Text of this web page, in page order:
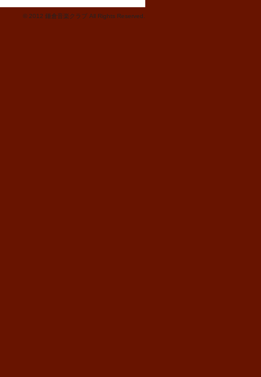
© 2012 鎌倉音楽クラブ All Rights Reserved.